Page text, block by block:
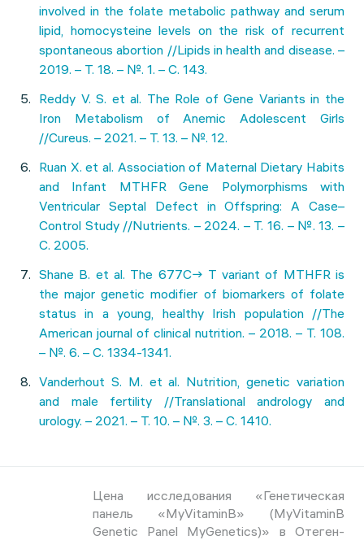
involved in the folate metabolic pathway and serum
lipid, homocysteine levels on the risk of recurrent
spontaneous abortion //Lipids in health and disease. –
2019. – Т. 18. – №. 1. – С. 143.
Reddy V. S. et al. The Role of Gene Variants in the
Iron Metabolism of Anemic Adolescent Girls
//Cureus. – 2021. – Т. 13. – №. 12.
Ruan X. et al. Association of Maternal Dietary Habits
and Infant MTHFR Gene Polymorphisms with
Ventricular Septal Defect in Offspring: A Case–
Control Study //Nutrients. – 2024. – Т. 16. – №. 13. –
С. 2005.
Shane B. et al. The 677C→ T variant of MTHFR is
the major genetic modifier of biomarkers of folate
status in a young, healthy Irish population //The
American journal of clinical nutrition. – 2018. – Т. 108.
– №. 6. – С. 1334-1341.
Vanderhout S. M. et al. Nutrition, genetic variation
and male fertility //Translational andrology and
urology. – 2021. – Т. 10. – №. 3. – С. 1410.
Цена исследования «Генетическая
панель «MyVitaminB» (MyVitaminB
Genetic Panel MyGenetics)» в Отеген-